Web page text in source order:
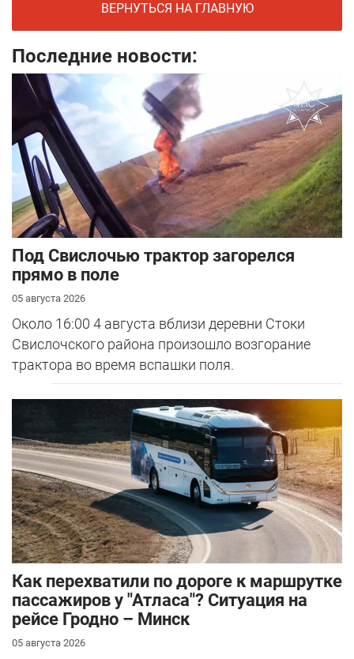
ВЕРНУТЬСЯ НА ГЛАВНУЮ
Последние новости:
Под Свислочью трактор загорелся
прямо в поле
05 августа 2026
Около 16:00 4 августа вблизи деревни Стоки
Свислочского района произошло возгорание
трактора во время вспашки поля.
Как перехватили по дороге к маршрутке
пассажиров у "Атласа"? Ситуация на
рейсе Гродно – Минск
05 августа 2026